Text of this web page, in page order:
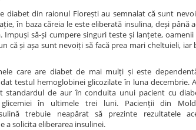
diabet din raionul Florești au semnalat că sunt
în baza căreia le este eliberată insulina, deși până
Impuși să-și cumpere singuri teste și lanțete, oamenii
că și așa sunt nevoiți să facă prea mari cheltuieli, iar
care are diabet de mai mulți și este
testul hemoglobinei glicozilate în luna decembrie.
standardul de aur în conduita unui pacient cu
în ultimele trei luni. Pacienții din
trebuie neapărat să prezinte rezultatele
a solicita eliberarea insulinei.